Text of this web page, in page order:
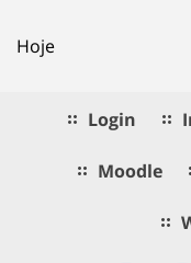
Hoje
Login
Moodle